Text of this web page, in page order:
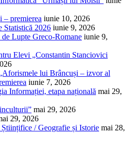
– premierea iunie 10, 2026
Statistică 2026 iunie 9, 2026
Lupte Greco-Romane iunie 9,
Elevi „Constantin Stanciovici
lui Brâncuși – izvor al
iunie 7, 2026
Informației, etapa națională mai 29,
mai 29, 2026
29, 2026
/ Geografie și Istorie mai 28,